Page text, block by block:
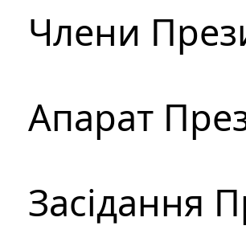
Члени
Апарат
Засідання